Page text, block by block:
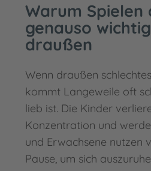
Warum Spielen
genauso
draußen
Wenn draußen
kommt Langeweile oft
lieb ist. Die Kinder
Konzentration und
und Erwachsene nutzen
Pause, um sich